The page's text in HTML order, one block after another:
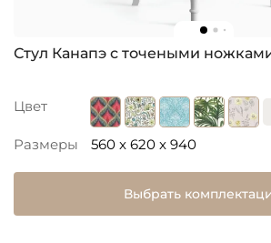
Стул Канапэ с точеными
Цвет
Размеры 560 x 620 x 940
Выбрать